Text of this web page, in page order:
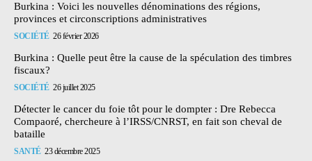
Burkina : Voici les nouvelles dénominations des régions,
provinces et circonscriptions administratives
SOCIÉTÉ 26 février 2026
Burkina : Quelle peut être la cause de la spéculation des timbres
fiscaux?
SOCIÉTÉ 26 juillet 2025
Détecter le cancer du foie tôt pour le dompter : Dre Rebecca
Compaoré, chercheure à l’IRSS/CNRST, en fait son cheval de
bataille
SANTÉ 23 décembre 2025